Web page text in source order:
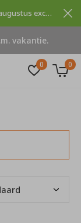
0 0
vakantie.
I.v.m. vakantie zijn wij gesloten van 16 juli t/m 8 augustus excuses voor dit ongemak.